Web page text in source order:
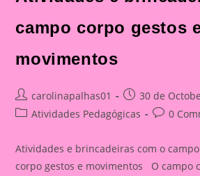
campo corpo gestos
movimentos
Post
author:
carolinapalhas01
Post
published:
30 de
PostAtividades Pedagógicas
Post0
Atividades e brincadeiras com o
corpo gestos e movimentos O campo